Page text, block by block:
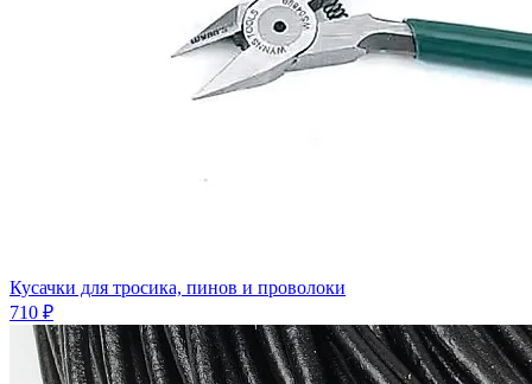
Кусачки для тросика, пинов и проволоки
710 ₽